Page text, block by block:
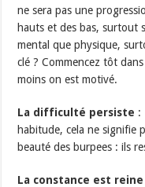
ne sera pas une
hauts et des bas, surtout
mental que physique,
clé ? Commencez tôt
moins on est motivé.
La difficulté persiste :
habitude, cela ne signifie
beauté des burpees : ils
La constance est reine